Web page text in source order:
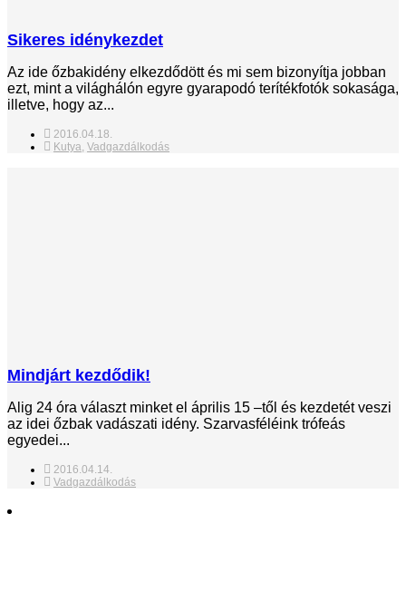
Sikeres idénykezdet
Az ide őzbakidény elkezdődött és mi sem bizonyítja jobban
ezt, mint a világhálón egyre gyarapodó terítékfotók sokasága,
illetve, hogy az...
2016.04.18.
Kutya Vadgazdálkodás
Mindjárt kezdődik!
Alig 24 óra választ minket el április 15 –től és kezdetét veszi
az idei őzbak vadászati idény. Szarvasféléink trófeás
egyedei...
2016.04.14.
Vadgazdálkodás